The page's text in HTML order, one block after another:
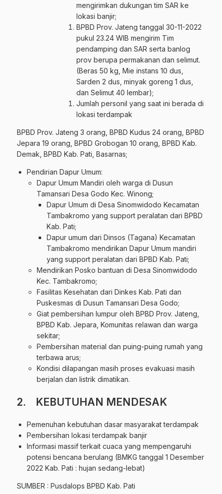
mengirimkan dukungan tim SAR ke
lokasi banjir;
BPBD Prov. Jateng tanggal 30-11-2022
pukul 23.24 WIB mengirim Tim
pendamping dan SAR serta banlog
prov berupa permakanan dan selimut.
(Beras 50 kg, Mie instans 10 dus,
Sarden 2 dus, minyak goreng 1 dus,
dan Selimut 40 lembar);
Jumlah personil yang saat ini berada di
lokasi terdampak
BPBD Prov. Jateng 3 orang, BPBD Kudus 24 orang, BPBD
Jepara 19 orang, BPBD Grobogan 10 orang, BPBD Kab.
Demak, BPBD Kab. Pati, Basarnas;
Pendirian Dapur Umum:
Dapur Umum Mandiri oleh warga di Dusun
Tamansari Desa Godo Kec. Winong;
Dapur Umum di Desa Sinomwidodo Kecamatan
Tambakromo yang support peralatan dari BPBD
Kab. Pati;
Dapur umum dari Dinsos (Tagana) Kecamatan
Tambakromo mendirikan Dapur Umum mandiri
yang support peralatan dari BPBD Kab. Pati;
Mendirikan Posko bantuan di Desa Sinomwidodo
Kec. Tambakromo;
Fasilitas Kesehatan dari Dinkes Kab. Pati dan
Puskesmas di Dusun Tamansari Desa Godo;
Giat pembersihan lumpur oleh BPBD Prov. Jateng,
BPBD Kab. Jepara, Komunitas relawan dan warga
sekitar;
Pembersihan material dan puing-puing rumah yang
terbawa arus;
Kondisi dilapangan masih proses evakuasi masih
berjalan dan listrik dimatikan.
2. KEBUTUHAN MENDESAK
Pemenuhan kebutuhan dasar masyarakat terdampak
Pembersihan lokasi terdampak banjir
Informasi massif terkait cuaca yang mempengaruhi
potensi bencana berulang (BMKG tanggal 1 Desember
2022 Kab. Pati : hujan sedang-lebat)
SUMBER : Pusdalops BPBD Kab. Pati